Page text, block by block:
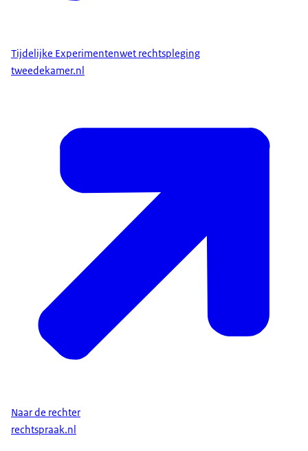
Tijdelijke Experimentenwet rechtspleging
tweedekamer.nl
Naar de rechter
rechtspraak.nl